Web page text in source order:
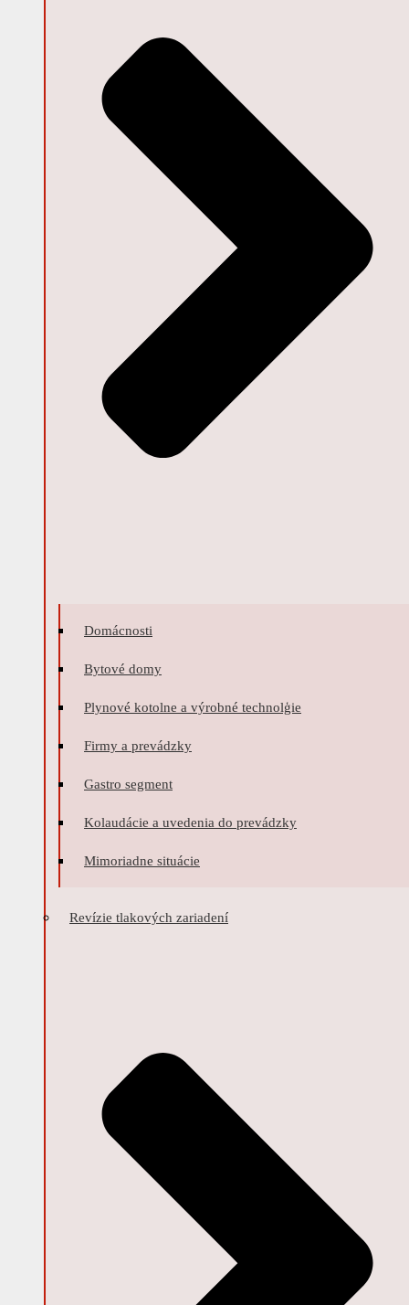
Domácnosti
Bytové domy
Plynové kotolne a výrobné technolģie
Firmy a prevádzky
Gastro segment
Kolaudácie a uvedenia do prevádzky
Mimoriadne situácie
Revízie tlakových zariadení